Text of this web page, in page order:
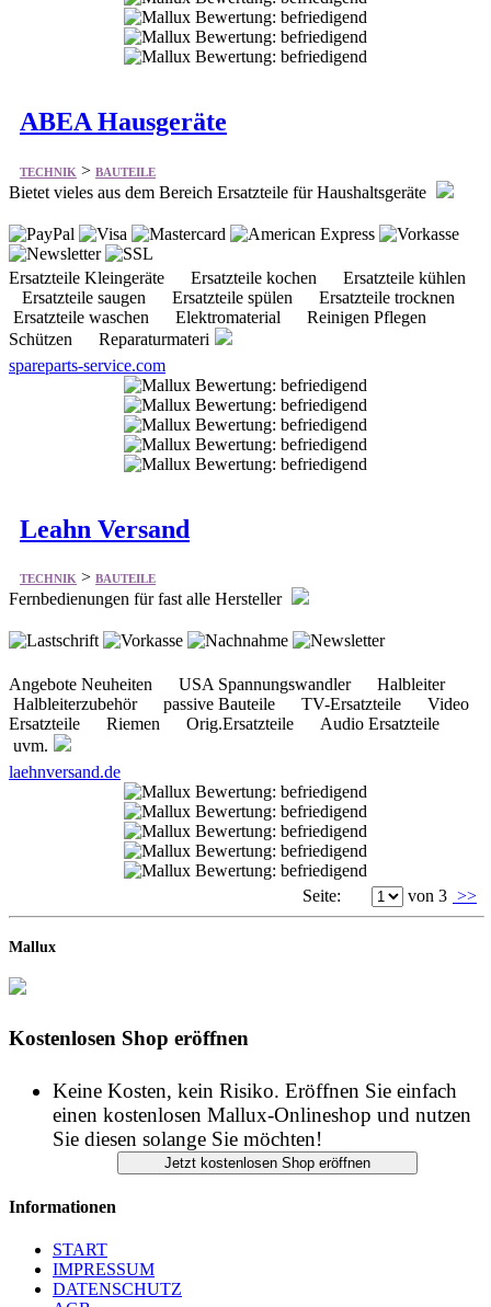
ABEA Hausgeräte
TECHNIK > BAUTEILE
Bietet vieles aus dem Bereich Ersatzteile für Haushaltsgeräte
Ersatzteile Kleingeräte Ersatzteile kochen Ersatzteile kühlen
Ersatzteile saugen Ersatzteile spülen Ersatzteile trocknen
Ersatzteile waschen Elektromaterial Reinigen Pflegen
Schützen Reparaturmateri
spareparts-service.com
Leahn Versand
TECHNIK > BAUTEILE
Fernbedienungen für fast alle Hersteller
Angebote Neuheiten USA Spannungswandler Halbleiter
Halbleiterzubehör passive Bauteile TV-Ersatzteile Video
Ersatzteile Riemen Orig.Ersatzteile Audio Ersatzteile
uvm.
laehnversand.de
Seite: von 3 >>
Mallux
Kostenlosen Shop eröffnen
Keine Kosten, kein Risiko. Eröffnen Sie einfach
einen kostenlosen Mallux-Onlineshop und nutzen
Sie diesen solange Sie möchten!
Informationen
START
IMPRESSUM
DATENSCHUTZ